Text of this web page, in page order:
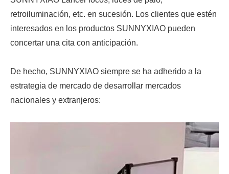
retroiluminación, etc. en sucesión. Los clientes que estén
interesados en los productos SUNNYXIAO pueden
concertar una cita con anticipación.
De hecho, SUNNYXIAO siempre se ha adherido a la
estrategia de mercado de desarrollar mercados
nacionales y extranjeros: